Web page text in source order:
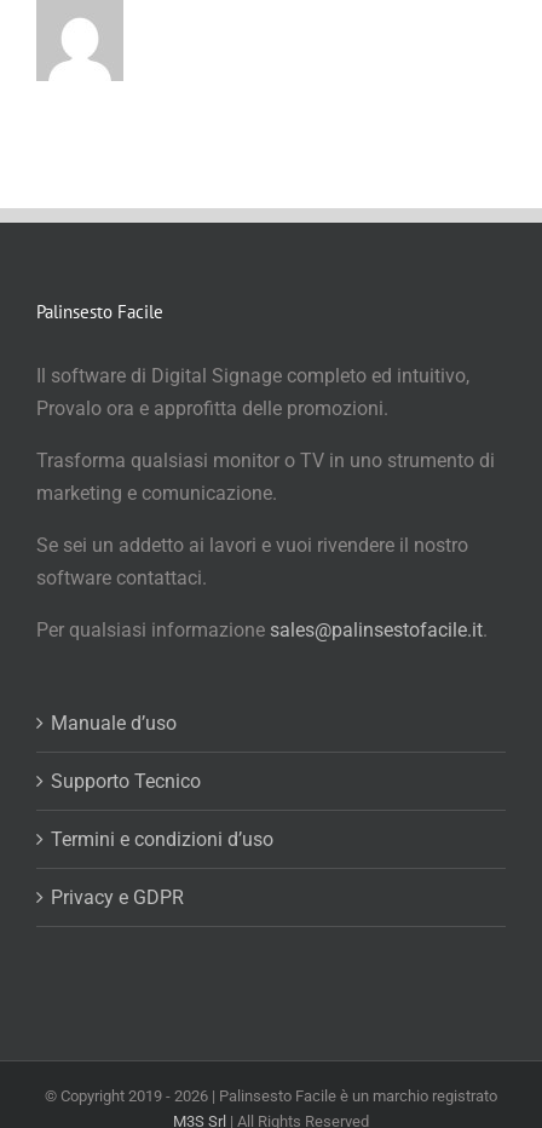
Palinsesto Facile
Il software di Digital Signage completo ed intuitivo,
Provalo ora e approfitta delle promozioni.
Trasforma qualsiasi monitor o TV in uno strumento di
marketing e comunicazione.
Se sei un addetto ai lavori e vuoi rivendere il nostro
software contattaci.
Per qualsiasi informazione sales@palinsestofacile.it.
Manuale d’uso
Supporto Tecnico
Termini e condizioni d’uso
Privacy e GDPR
© Copyright 2019 - 2026 | Palinsesto Facile è un marchio registrato
M3S Srl | All Rights Reserved